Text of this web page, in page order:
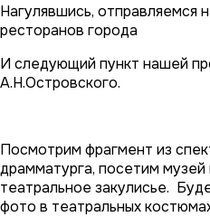
Нагулявшись, отправляемся
ресторанов города
И следующий пункт нашей
А.Н.Островского.
Посмотрим фрагмент из
драмматурга, посетим
театральное закулисье.
фото в театральных